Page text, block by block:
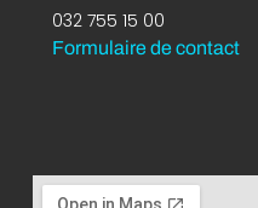
032 755 15 00
Formulaire de contact